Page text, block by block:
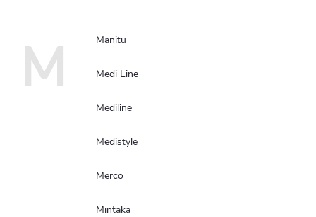
M Manitu
Medi Line
Mediline
Medistyle
Merco
Mintaka